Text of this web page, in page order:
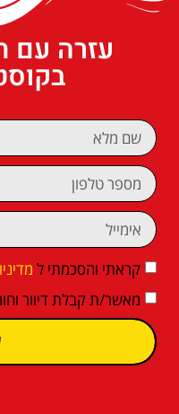
עזרה עם
קראתי והסכמתי ל
מאשר/ת קבלת דיוור